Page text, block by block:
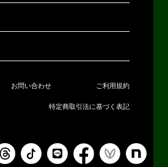
お問い合わせ ご利用規約
特定商取引法に基づく表記